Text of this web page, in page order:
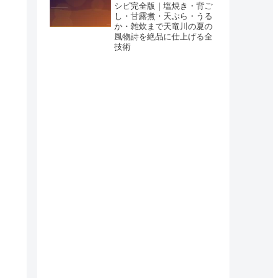
シピ完全版｜塩焼き・背ご
し・甘露煮・天ぷら・うる
か・雑炊まで天竜川の夏の
風物詩を絶品に仕上げる全
技術